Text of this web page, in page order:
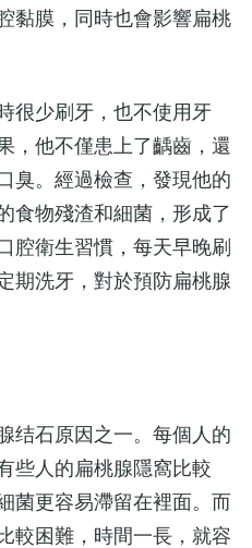
黏膜，同時也會影響扁桃
很少刷牙，也不使用牙
，他不僅患上了齲齒，還
臭。經過檢查，發現他的
食物殘渣和細菌，形成了
腔衛生習慣，每天早晚刷
期洗牙，對於預防扁桃腺
结石原因之一。每個人的
些人的扁桃腺隱窩比較
菌更容易滯留在裡面。而
較困難，時間一長，就容